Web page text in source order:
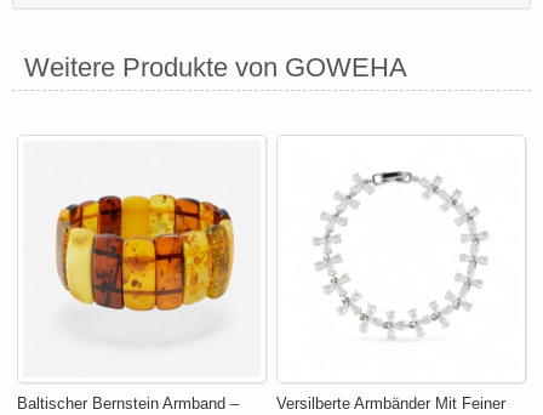
Weitere Produkte von GOWEHA
Baltischer Bernstein Armband –
Versilberte Armbänder Mit Feiner